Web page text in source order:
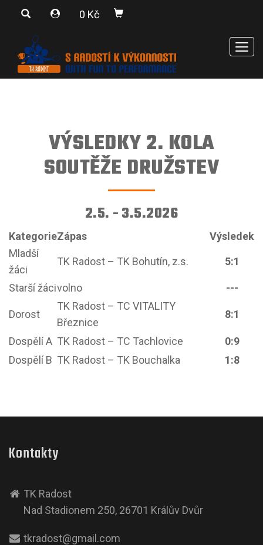
0 Kč
VÝSLEDKY 2. KOLA
SOUTĚŽE DRUŽSTEV
2.5. - 3.5.2026
KategorieZápas
Výsledek
Mladší
žáci
TK Radost – TK Bohutín, z.s. 5:1
Starší žácivolno ---
Dorost
TK Radost – TC VITALITY
Březnice
8:1
Dospělí A TK Radost – TC Tachlovice
0:9
Dospělí B TK Radost – TK Bouchalka 1:8
Kontakty
TK Radost
Nad Stadionem 250, 26701 Králův Dvůr
tkradost@gmail.com